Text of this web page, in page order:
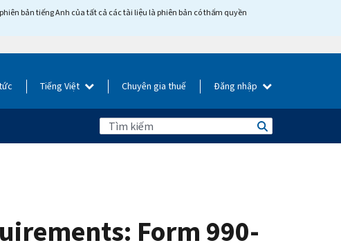
bản tiếng Anh của tất cả các tài liệu là phiên bản có thẩm quyền
Tiếng Việt Chuyên gia thuế Đăng nhập
Form 990-